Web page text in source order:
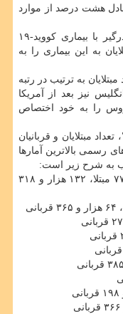
و ۵۳۳ هزار و ۴۷۳ نفر معادل هشت درصد از موارد
آمریکا همچنان در صدر لیست کشورهای درگیر با بیماری کووید-۱۹
به این بیماری را به
به ترتیب در رتبه
نیز بعد از آمریکا
را به خود اختصاص
مبتلایان و قربانیان
رسمی بالاترین آمارها
به شرح زیر است:
۱. ایالات متحده دو میلیون و ۹۳۵ هزار و ۷۷۰ مبتلا، ۱۳۲ هزار و ۳۱۸